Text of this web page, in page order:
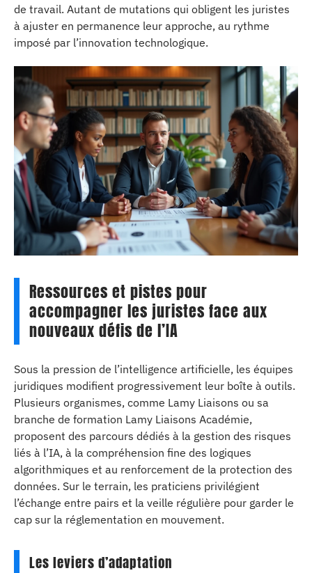
de travail. Autant de mutations qui obligent les juristes
à ajuster en permanence leur approche, au rythme
imposé par l’innovation technologique.
Ressources et pistes pour
accompagner les juristes face aux
nouveaux défis de l’IA
Sous la pression de l’intelligence artificielle, les équipes
juridiques modifient progressivement leur boîte à outils.
Plusieurs organismes, comme Lamy Liaisons ou sa
branche de formation Lamy Liaisons Académie,
proposent des parcours dédiés à la gestion des risques
liés à l’IA, à la compréhension fine des logiques
algorithmiques et au renforcement de la protection des
données. Sur le terrain, les praticiens privilégient
l’échange entre pairs et la veille régulière pour garder le
cap sur la réglementation en mouvement.
Les leviers d’adaptation